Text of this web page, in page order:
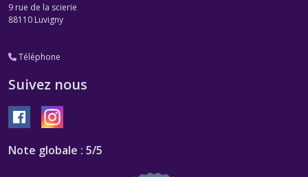
9 rue de la scierie
88110 Luvigny
Téléphone
Suivez nous
Note globale : 5/5